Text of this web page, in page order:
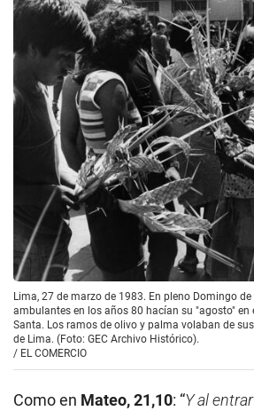
Lima, 27 de marzo de 1983. En pleno Domingo
ambulantes en los años 80 hacían su "agosto" en
Santa. Los ramos de olivo y palma volaban de
de Lima. (Foto: GEC Archivo Histórico).
/ EL COMERCIO
Como en Mateo, 21,10: “Y al